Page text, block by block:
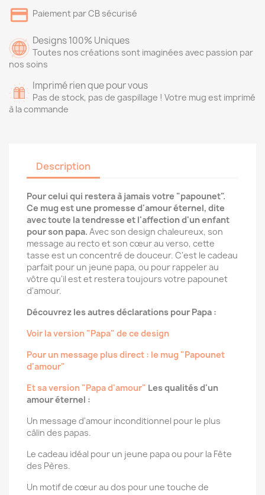
Paiement par CB sécurisé
Designs 100% Uniques
Toutes nos créations sont imaginées avec passion par
nos soins
Imprimé rien que pour vous
Pas de stock, pas de gaspillage ! Votre mug est imprimé
à la commande
Description
Pour celui qui restera à jamais votre "papounet".
Ce mug est une promesse d'amour éternel, dite
avec toute la tendresse et l'affection d'un enfant
pour son papa. Avec son design chaleureux, son
message au recto et son cœur au verso, cette
tasse est un concentré de douceur. C'est le cadeau
parfait pour un jeune papa, ou pour rappeler au
vôtre qu'il est et restera toujours votre papounet
d'amour.
Découvrez les autres déclarations pour Papa :
Voir la version "Papa" de ce design
Pour un message plus direct : le mug "Papounet
d'amour"
Et sa version "Papa d'amour" Les qualités d'un
amour éternel :
Un message d'amour inconditionnel pour le plus
câlin des papas.
Le cadeau idéal pour un jeune papa ou pour la Fête
des Pères.
Un motif de cœur au dos pour une touche de